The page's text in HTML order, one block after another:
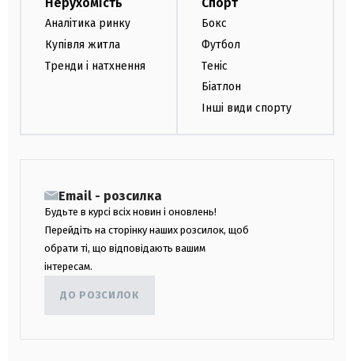
Аналітика ринку
Купівля житла
Тренди і натхнення
Бокс
Футбол
Теніс
Біатлон
Інші види спорту
Email - розсилка
Будьте в курсі всіх новин і оновлень!
Перейдіть на сторінку наших розсилок, щоб
обрати ті, що відповідають вашим
інтересам.
ДО РОЗСИЛОК